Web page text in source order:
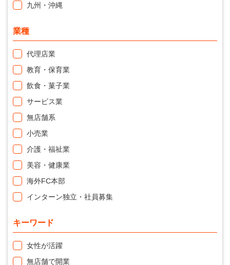
九州・沖縄
業種
代理店業
教育・保育業
飲食・菓子業
サービス業
無店舗系
小売業
介護・福祉業
美容・健康業
海外FC本部
インターン独立・社員募集
キーワード
女性が活躍
無店舗で開業